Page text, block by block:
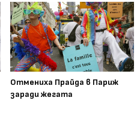
Отмениха Прайда в Париж
заради жегата